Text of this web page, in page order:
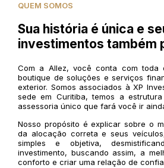
QUEM SOMOS
Sua história é única e
investimentos também
Com a Allez, você conta com toda
boutique de soluções e serviços
exterior. Somos associados à XP
sede em Curitiba, temos a
assessoria único que fará você ir
Nosso propósito é explicar sobre o
da alocação correta e seus
simples e objetiva,
investimento, buscando assim, a
conforto e criar uma relação de